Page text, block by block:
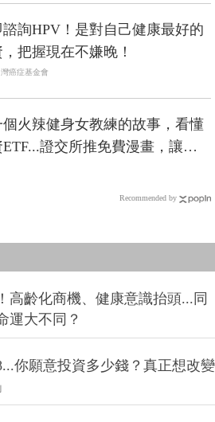
諮詢HPV！是對自己健康最好的
把握現在不嫌晚！
癌症基金會
個火辣健身女教練的故事，看懂
證交所推免費漫畫，讓你
經常識
Recommended by
高齡化商機、健康意識抬頭...同
運大不同？
你願意投資多少錢？真正想改變